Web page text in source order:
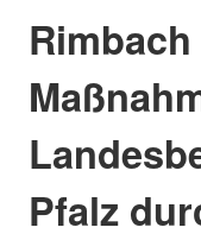
Pfalz